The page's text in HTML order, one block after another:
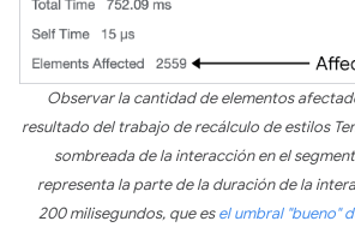
Observar la cantidad de elementos
resultado del trabajo de recálculo de estilos
sombreada de la interacción en el
representa la parte de la duración de la
200 milisegundos, que esel umbral "bueno"